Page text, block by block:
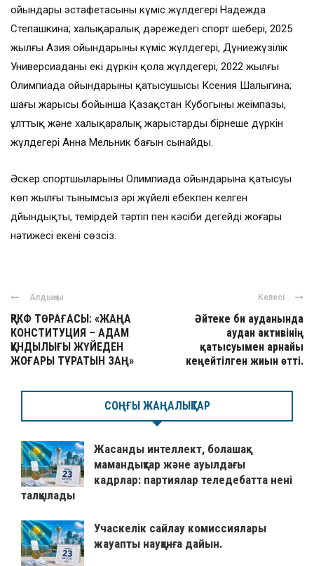
ойындары эстафетасының күміс жүлдегері Надежда
Степашкина; халықаралық дәрежедегі спорт шебері, 2025
жылғы Азия ойындарының күміс жүлдегері, Дүниежүзілік
Универсиаданың екі дүркін қола жүлдегері, 2022 жылғы
Олимпиада ойындарының қатысушысы Ксения Шалыгина;
шаңғы жарысы бойынша Қазақстан Кубогының жеңімпазы,
ұлттық және халықаралық жарыстардың бірнеше дүркін
жүлдегері Анна Мельник бағын сынайды.
Әскер спортшыларының Олимпиада ойындарына қатысуы
көп жылғы тынымсыз әрі жүйелі еңбекпен келген
дйындықтың, темірдей тәртіп пен кәсіби деңгейдің жоғары
нәтижесі екені сөзсіз.
Алдыңғы
ҚРКФ ТӨРАҒАСЫ: «ЖАҢА
КОНСТИТУЦИЯ – АДАМ
ҚҰНДЫЛЫҒЫ ЖҮЙЕДЕН
ЖОҒАРЫ ТҰРАТЫН ЗАҢ»
Келесі
Әйтеке би ауданында
аудан активінің
қатысуымен арнайы
кеңейтілген жиын өтті.
СОҢҒЫ ЖАҢАЛЫҚТАР
Жасанды интеллект, болашақ
мамандықтар және ауылдағы
кадрлар: партиялар теледебатта нені
талқылады
Учаскелік сайлау комиссиялары
жауапты науқанға дайын.